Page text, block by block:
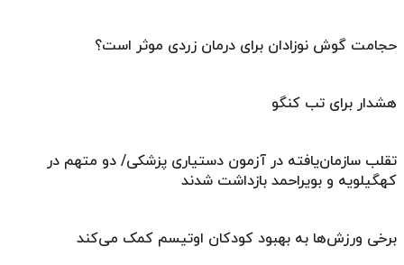
حجامت گوش نوزادان برای درمان زردی موثر است؟
هشدار برای تب کنگو
تقلب سازمان‌یافته در آزمون دستیاری پزشکی/ دو متهم در
کهگیلویه و بویراحمد بازداشت شدند
برخی ورزش‌ها به بهبود کودکان اوتیسم کمک می‌کند